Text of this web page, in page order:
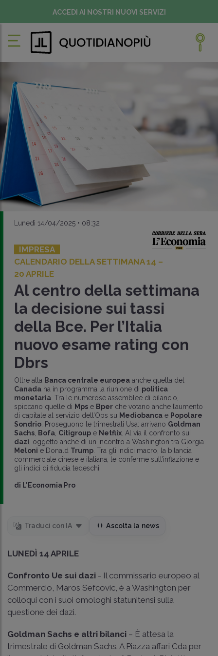
ACCEDI AI NOSTRI NUOVI SERVIZI
Lunedì 14/04/2025 • 08:32
IMPRESA
CALENDARIO DELLA SETTIMANA 14 –
20 APRILE
Al centro della settimana
la decisione sui tassi
della Bce. Per l’Italia
nuovo esame rating con
Dbrs
Oltre alla Banca centrale europeaanche quella del
Canadaha in programma la riunione di politica
monetaria. Tra le numerose assemblee di bilancio,
spiccano quelle di Mpse Bperche votano anche l’aumento
di capitale al servizio dell’Ops su Mediobancae Popolare
Sondrio. Proseguono le trimestrali Usa: arrivano Goldman
Sachs, Bofa, Citigroupe Netflix. Al via il confronto sui
dazi , oggetto anche di un incontro a Washington tra Giorgia
Meloni e Donald Trump. Tra gli indici macro, la bilancia
commerciale cinese e italiana, le conferme sull’inflazione e
gli indici di fiducia tedeschi.
di L'Economia Pro
Traduci con IA Ascolta la news
LUNEDÌ 14 APRILE
Confronto Ue sui dazi - Il commissario europeo al
Commercio, Maros Sefcovic, è a Washington per
colloqui con i suoi omologhi statunitensi sulla
questione dei dazi.
Goldman Sachs e altri bilanci – È attesa la
trimestrale di Goldman Sachs. A Piazza affari Cda per